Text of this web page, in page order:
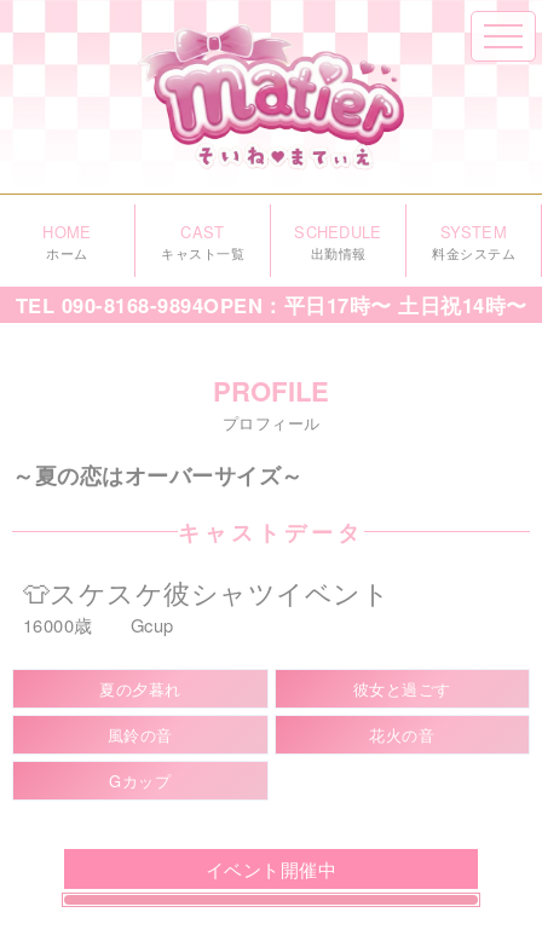
HOME
ホーム
CAST
キャスト一覧
SCHEDULE
出勤情報
SYSTEM
料金システム
TEL 090-8168-9894OPEN：平日17時〜 土日祝14時〜
PROFILE
プロフィール
～夏の恋はオーバーサイズ～
キャストデータ
👕スケスケ彼シャツイベント
16000歳 Gcup
夏の夕暮れ
彼女と過ごす
風鈴の音
花火の音
Gカップ
イベント開催中